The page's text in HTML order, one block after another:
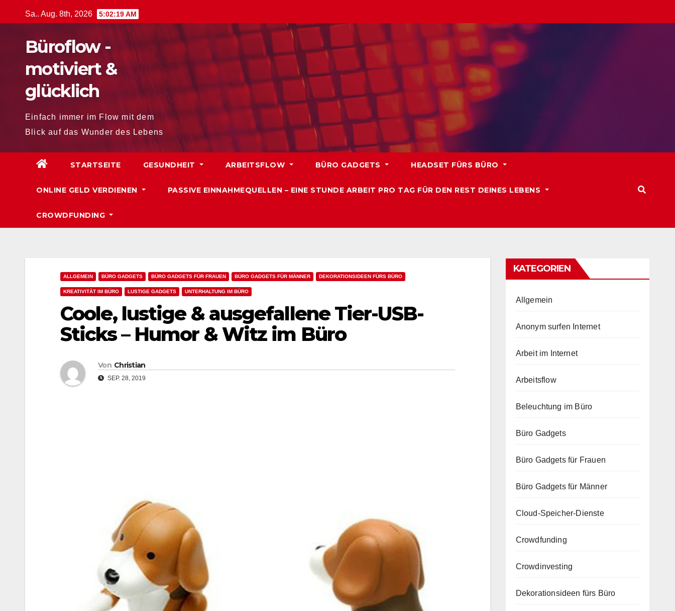
Inhalt
Sa.. Aug. 8th, 2026 5:02:20 AM
Büroflow -
motiviert &
glücklich
Einfach immer im Flow mit dem
Blick auf das Wunder des Lebens
STARTSEITE GESUNDHEIT ARBEITSFLOW BÜRO GADGETS HEADSET FÜRS BÜRO
ONLINE GELD VERDIENEN PASSIVE EINNAHMEQUELLEN – EINE STUNDE ARBEIT PRO TAG FÜR DEN REST DEINES LEBENS
CROWDFUNDING
ALLGEMEIN BÜRO GADGETS BÜRO GADGETS FÜR FRAUEN BÜRO GADGETS FÜR MÄNNER DEKORATIONSIDEEN FÜRS BÜRO
KREATIVITÄT IM BÜRO LUSTIGE GADGETS UNTERHALTUNG IM BÜRO
Coole, lustige & ausgefallene Tier-USB-
Sticks – Humor & Witz im Büro
Von Christian
SEP. 28, 2019
KATEGORIEN
Allgemein
Anonym surfen Internet
Arbeit im Internet
Arbeitsflow
Beleuchtung im Büro
Büro Gadgets
Büro Gadgets für Frauen
Büro Gadgets für Männer
Cloud-Speicher-Dienste
Crowdfunding
Crowdinvesting
Dekorationsideen fürs Büro